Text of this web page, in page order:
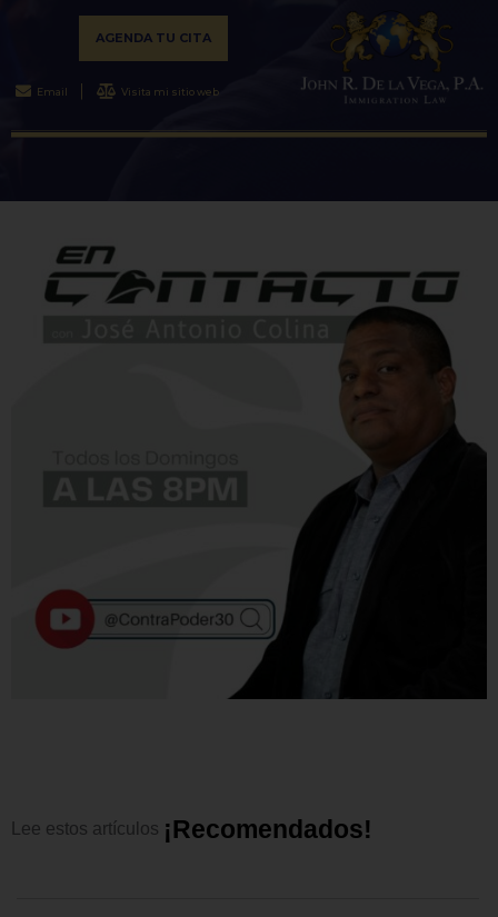
AGENDA TU CITA
Email Visita mi sitio web
Lee estos artículos ¡Recomendados!